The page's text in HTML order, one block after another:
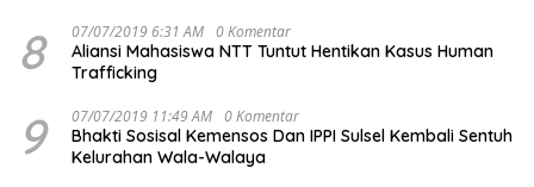
8 07/07/2019 6:31 AM 0 Komentar
Aliansi Mahasiswa NTT Tuntut Hentikan Kasus Human
Trafficking
9 07/07/2019 11:49 AM 0 Komentar
Bhakti Sosisal Kemensos Dan IPPI Sulsel Kembali Sentuh
Kelurahan Wala-Walaya